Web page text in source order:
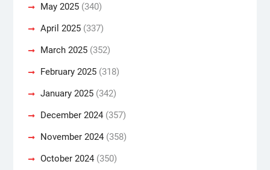
May 2025(340)
April 2025(337)
March 2025(352)
February 2025(318)
January 2025(342)
December 2024(357)
November 2024(358)
October 2024(350)